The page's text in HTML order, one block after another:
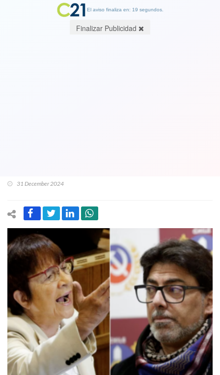
31 December 2024
El aviso finaliza en: 19 segundos.
Finalizar Publicidad